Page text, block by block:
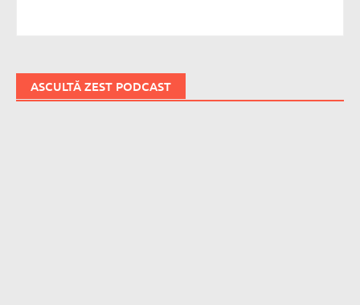
ASCULTĂ ZEST PODCAST